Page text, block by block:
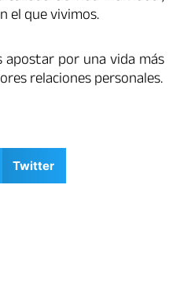
el que vivimos.
por una vida más
relaciones personales.
Twitter